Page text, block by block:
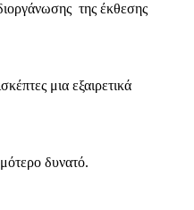
της έκθεσης
μια εξαιρετικά
δυνατό.